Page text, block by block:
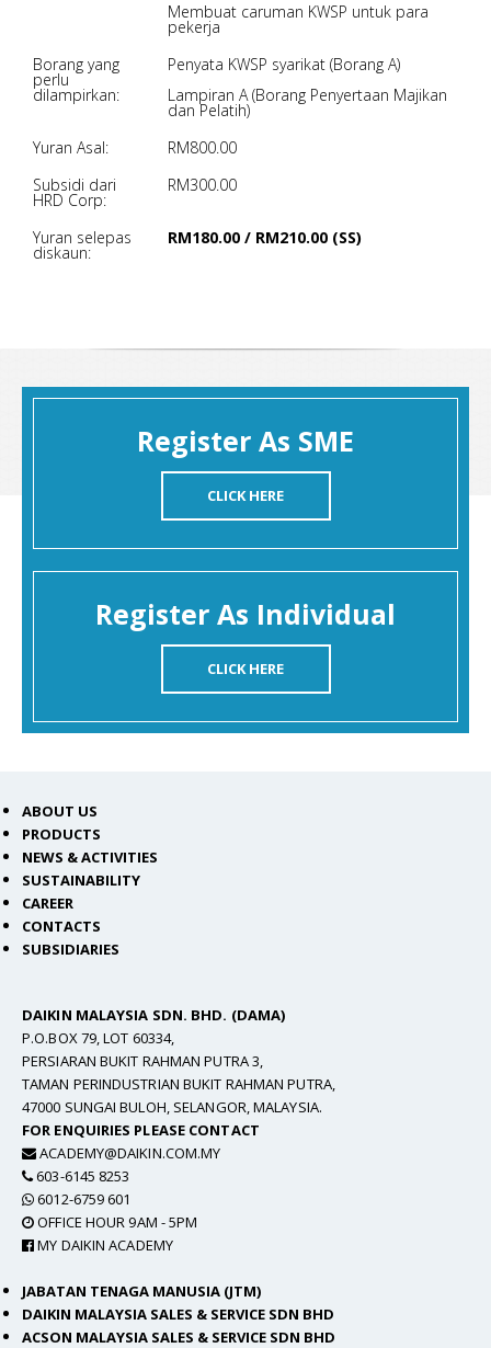
Membuat caruman KWSP untuk para
pekerja
Borang yang
perlu
dilampirkan:
Penyata KWSP syarikat (Borang A)
Lampiran A (Borang Penyertaan Majikan
dan Pelatih)
Yuran Asal:
RM800.00
Subsidi dari
HRD Corp:
RM300.00
Yuran selepas
diskaun:
RM180.00 / RM210.00 (SS)
Register As SME
CLICK HERE
Register As Individual
CLICK HERE
ABOUT US
PRODUCTS
NEWS & ACTIVITIES
SUSTAINABILITY
CAREER
CONTACTS
SUBSIDIARIES
DAIKIN MALAYSIA SDN. BHD. (DAMA)
P.O.BOX 79, LOT 60334,
PERSIARAN BUKIT RAHMAN PUTRA 3,
TAMAN PERINDUSTRIAN BUKIT RAHMAN PUTRA,
47000 SUNGAI BULOH, SELANGOR, MALAYSIA.
FOR ENQUIRIES PLEASE CONTACT
ACADEMY@DAIKIN.COM.MY
603-6145 8253
6012-6759 601
OFFICE HOUR 9AM - 5PM
MY DAIKIN ACADEMY
JABATAN TENAGA MANUSIA (JTM)
DAIKIN MALAYSIA SALES & SERVICE SDN BHD
ACSON MALAYSIA SALES & SERVICE SDN BHD